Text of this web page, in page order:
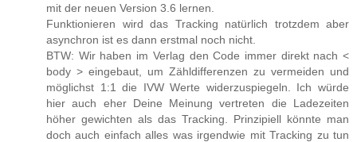
mit der neuen Version 3.6 lernen.
Funktionieren wird das Tracking natürlich trotzdem aber
asynchron ist es dann erstmal noch nicht.
BTW: Wir haben im Verlag den Code immer direkt nach <
body > eingebaut, um Zähldifferenzen zu vermeiden und
möglichst 1:1 die IVW Werte widerzuspiegeln. Ich würde
hier auch eher Deine Meinung vertreten die Ladezeiten
höher gewichten als das Tracking. Prinzipiell könnte man
doch auch einfach alles was irgendwie mit Tracking zu tun